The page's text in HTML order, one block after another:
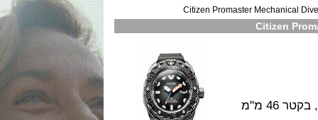
גוף השעון בסופר טיטניום עם ציפוי Duratect DLC, בקטר 46 מ"מ